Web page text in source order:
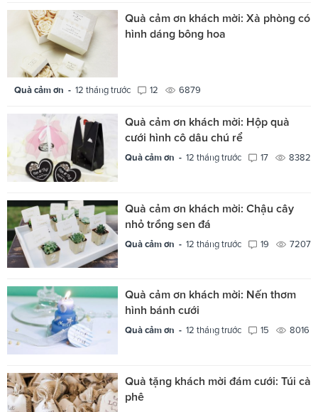
Quà cảm ơn khách mời: Xà phòng có
hình dáng bông hoa
Quà cảm ơn - 12 tháng trước 12 6879
Quà cảm ơn khách mời: Hộp quà
cưới hình cô dâu chú rể
Quà cảm ơn - 12 tháng trước 17 8382
Quà cảm ơn khách mời: Chậu cây
nhỏ trồng sen đá
Quà cảm ơn - 12 tháng trước 19 7207
Quà cảm ơn khách mời: Nến thơm
hình bánh cưới
Quà cảm ơn - 12 tháng trước 15 8016
Quà tặng khách mời đám cưới: Túi cà
phê